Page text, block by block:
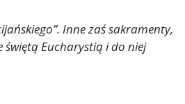
Inne zaś sakramenty,
świętą Eucharystią i do niej